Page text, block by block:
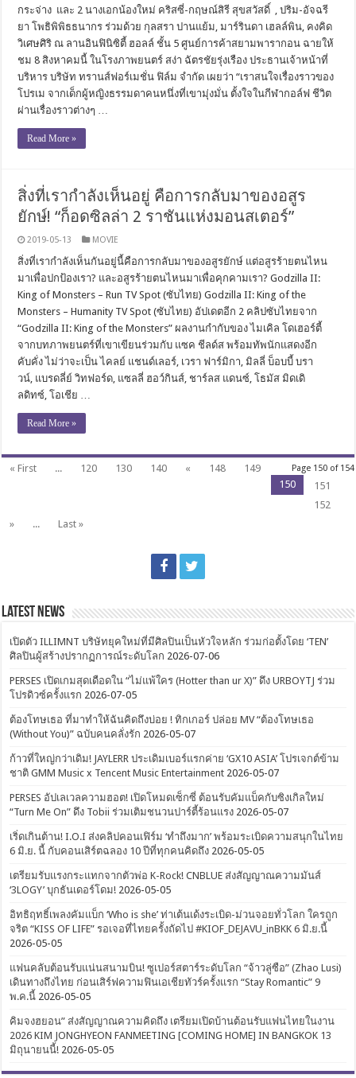
กระจ่าง และ 2 นางเอกน้องใหม่ คริสซี่-กฤษณ์สิรี สุขสวัสดิ์ , ปริม-อัจฉรี
ยา โพธิพิพิธธนากร ร่วมด้วย กุลสรา ปานแย้ม, มาร์รินดา เฮลล์พิน, คงคิด
วิเศษศิริ ณ ลานอินฟินิซิตี้ ฮอลล์ ชั้น 5 ศูนย์การค้าสยามพารากอน ฉายให้
ชม 8 สิงหาคมนี้ ในโรงภาพยนตร์ สง่า ฉัตรชัยรุ่งเรือง ประธานเจ้าหน้าที่
บริหาร บริษัท ทรานส์ฟอร์เมชั่น ฟิล์ม จำกัด เผยว่า “เราสนใจเรื่องราวของ
โปรเม จากเด็กผู้หญิงธรรมดาคนหนึ่งที่เขามุ่งมั่น ตั้งใจในกีฬากอล์ฟ ชีวิต
ผ่านเรื่องราวต่างๆ …
Read More »
สิ่งที่เรากำลังเห็นอยู่ คือการกลับมาของอสูร
ยักษ์! “ก็อดซิลล่า 2 ราชันแห่งมอนสเตอร์”
2019-05-13 MOVIE
สิ่งที่เรากำลังเห็นกันอยู่นี้คือการกลับมาของอสูรยักษ์ แต่อสูรร้ายตนไหน
มาเพื่อปกป้องเรา? และอสูรร้ายตนไหนมาเพื่อคุกคามเรา? Godzilla II:
King of Monsters – Run TV Spot (ซับไทย) Godzilla II: King of the
Monsters – Humanity TV Spot (ซับไทย) อัปเดตอีก 2 คลิปซับไทยจาก
“Godzilla II: King of the Monsters” ผลงานกำกับของ ไมเคิล โดเฮอร์ตี้
จากบทภาพยนตร์ที่เขาเขียนร่วมกับ แซค ชีลด์ส พร้อมทัพนักแสดงอีก
คับคั่ง ไม่ว่าจะเป็น ไคลย์ แชนด์เลอร์, เวรา ฟาร์มิกา, มิลลี่ บ็อบบี้ บรา
วน์, แบรดลี่ย์ วิทฟอร์ด, แซลลี่ ฮอว์กินส์, ชาร์ลส แดนซ์, โธมัส มิดเดิ
ลดิทซ์, โอเชีย …
Read More »
Page 150 of 154
« First ... 120 130 140 « 148
149
150
151
152
»
... Last »
Latest News
เปิดตัว ILLIMNT บริษัทยุคใหม่ที่มีศิลปินเป็นหัวใจหลัก ร่วมก่อตั้งโดย ‘TEN’
ศิลปินผู้สร้างปรากฏการณ์ระดับโลก 2026-07-06
PERSES เปิดเกมสุดเดือดใน “ไม่แพ้ใคร (Hotter than ur X)” ดึง URBOYTJ ร่วม
โปรดิวซ์ครั้งแรก 2026-07-05
ต้องโทษเธอ ที่มาทำให้ฉันคิดถึงบ่อย ! ทิกเกอร์ ปล่อย MV “ต้องโทษเธอ
(Without You)” ฉบับคนคลั่งรัก 2026-05-07
ก้าวที่ใหญ่กว่าเดิม! JAYLERR ประเดิมเบอร์แรกค่าย ‘GX10 ASIA’ โปรเจกต์ข้าม
ชาติ GMM Music x Tencent Music Entertainment 2026-05-07
PERSES อัปเลเวลความฮอต! เปิดโหมดเซ็กซี่ ต้อนรับคัมแบ็คกับซิงเกิลใหม่
“Turn Me On” ดึง Tobii ร่วมเติมชนวนปาร์ตี้ร้อนแรง 2026-05-07
เริ่ดเกินต้าน! I.O.I ส่งคลิปคอนเฟิร์ม ‘ทำถึงมาก’ พร้อมระเบิดความสนุกในไทย
6 มิ.ย. นี้ กับคอนเสิร์ตฉลอง 10 ปีที่ทุกคนคิดถึง 2026-05-05
เตรียมรับแรงกระแทกจากตัวพ่อ K-Rock! CNBLUE ส่งสัญญาณความมันส์
‘3LOGY’ บุกธันเดอร์โดม! 2026-05-05
อิทธิฤทธิ์เพลงคัมแบ็ก ‘Who is she’ ท่าเต้นเด้งระเบิด-ม่วนจอยทั่วโลก ใครถูก
จริต “KISS OF LIFE” รอเจอที่ไทยครั้งถัดไป #KIOF_DEJAVU_inBKK 6 มิ.ย.นี้
2026-05-05
แฟนคลับต้อนรับแน่นสนามบิน! ซูเปอร์สตาร์ระดับโลก “จ้าวลู่ซือ” (Zhao Lusi)
เดินทางถึงไทย ก่อนเสิร์ฟความฟินเอเชียทัวร์ครั้งแรก “Stay Romantic” 9
พ.ค.นี้ 2026-05-05
คิมจงฮยอน” ส่งสัญญาณความคิดถึง เตรียมเปิดบ้านต้อนรับแฟนไทยในงาน
2026 KIM JONGHYEON FANMEETING [COMING HOME] IN BANGKOK 13
มิถุนายนนี้! 2026-05-05